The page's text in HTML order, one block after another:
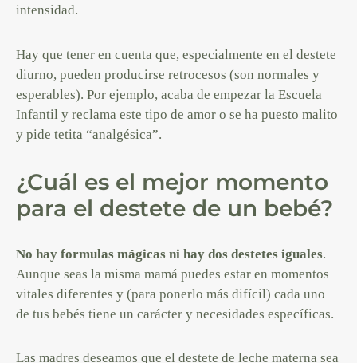
intensidad.
Hay que tener en cuenta que, especialmente en el destete
diurno, pueden producirse retrocesos (son normales y
esperables). Por ejemplo, acaba de empezar la Escuela
Infantil y reclama este tipo de amor o se ha puesto malito
y pide tetita “analgésica”.
¿Cuál es el mejor momento
para el destete de un bebé?
No hay formulas mágicas ni hay dos destetes iguales.
Aunque seas la misma mamá puedes estar en momentos
vitales diferentes y (para ponerlo más difícil) cada uno
de tus bebés tiene un carácter y necesidades específicas.
Las madres deseamos que el destete de leche materna sea